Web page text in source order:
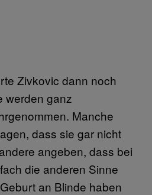
Zivkovic dann noch
werden ganz
Manche
dass sie gar nicht
angeben, dass bei
die anderen Sinne
an Blinde haben